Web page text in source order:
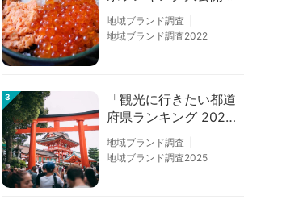
１位は北海道、３位は
大阪府、２位は〇〇
地域ブランド調査
地域ブランド調査2022
3
「観光に行きたい都道
府県ランキング 202
6」京都は低下、神奈
川上昇
地域ブランド調査
地域ブランド調査2025